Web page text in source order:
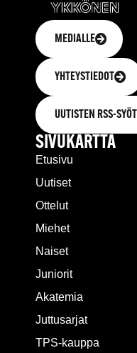
MEDIALLE
YHTEYSTIEDOT
UUTISTEN RSS-
SIVUKARTTA
Etusivu
Uutiset
Ottelut
Miehet
Naiset
Juniorit
Akatemia
Juttusarjat
TPS-kauppa